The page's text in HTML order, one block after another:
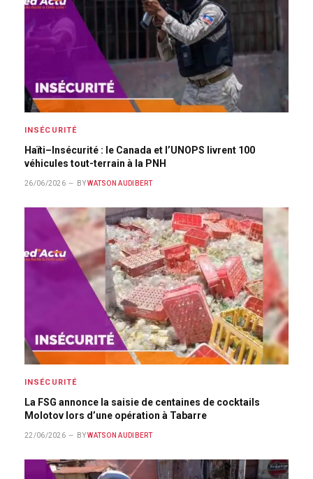
INSÉCURITÉ
Haïti–Insécurité : le Canada et l’UNOPS livrent 100
véhicules tout-terrain à la PNH
26/06/2026 BY WATSON AUDIBERT
INSÉCURITÉ
La FSG annonce la saisie de centaines de cocktails
Molotov lors d’une opération à Tabarre
22/06/2026 BY WATSON AUDIBERT